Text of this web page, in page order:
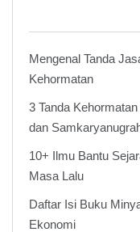
Mengenal Tanda
Kehormatan
3 Tanda
dan
10+ Ilmu Bantu
Masa Lalu
Daftar Isi Buku
Ekonomi